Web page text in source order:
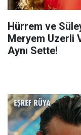
Hürrem ve
Meryem Uzerli
Aynı Sette!